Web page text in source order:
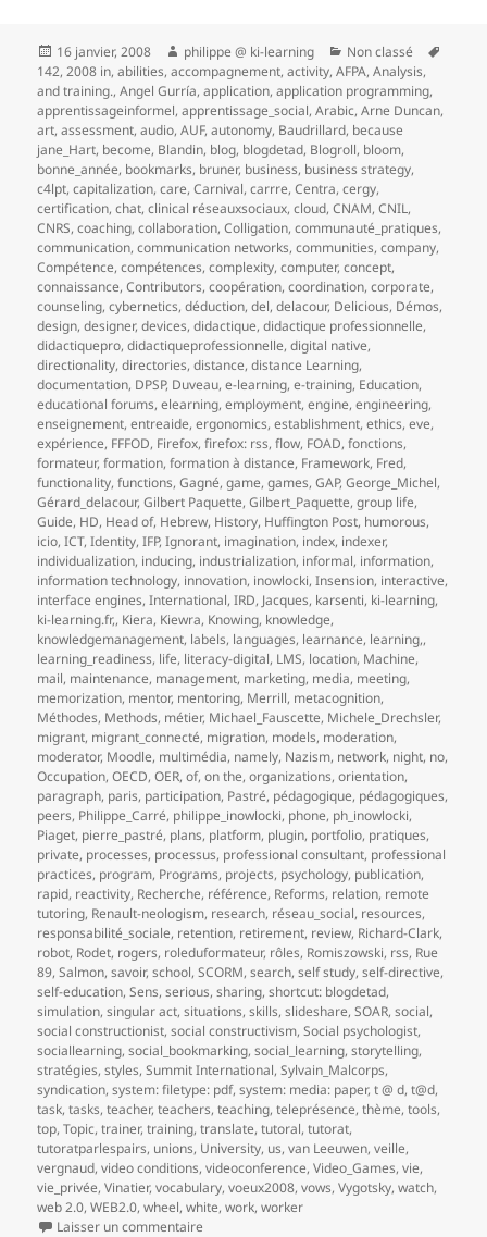
Publié
le
16 janvier, 2008 Auteur
philippe @ ki-learning Catégories
Non classé
142,2008 in,abilities,accompagnement,activity,AFPA,Analysis,
and training.,Angel Gurría,application,application programming,
apprentissageinformel,apprentissage_social,Arabic,Arne Duncan,
art,assessment,audio,AUF,autonomy, Baudrillard, because
jane_Hart, become, Blandin, blog, blogdetad, Blogroll, bloom,
bonne_année, bookmarks, bruner, business, business strategy,
c4lpt,capitalization,care,Carnival,carrre,Centra,cergy,
certification,chat,clinical réseauxsociaux,cloud,CNAM,CNIL,
CNRS,coaching,collaboration,Colligation,communauté_pratiques,
communication,communication networks,communities,company,
Compétence,compétences,complexity,computer,concept,
connaissance,Contributors,coopération,coordination,corporate,
counseling,cybernetics,déduction,del,delacour, Delicious, Démos,
design,designer,devices,didactique,didactique professionnelle,
didactiquepro,didactiqueprofessionnelle,digital native,
directionality,directories,distance,distance Learning,
documentation, DPSP, Duveau,e-learning,e-training, Education,
educational forums,elearning,employment,engine,engineering,
enseignement,entreaide,ergonomics,establishment,ethics,eve,
expérience, FFFOD, Firefox,firefox: rss,flow, FOAD,fonctions,
formateur,formation,formation à distance, Framework, Fred,
functionality,functions,Gagné,game,games,GAP,George_Michel,
Gérard_delacour,Gilbert Paquette,Gilbert_Paquette,group life,
Guide, HD, Head of, Hebrew, History, Huffington Post, humorous,
icio,ICT,Identity,IFP,Ignorant, imagination, index, indexer,
individualization, inducing, industrialization, informal, information,
information technology, innovation, inowlocki,Insension, interactive,
interface engines,International,IRD, Jacques, karsenti, ki-learning,
ki-learning.fr,, Kiera, Kiewra, Knowing, knowledge,
knowledgemanagement, labels, languages, learnance, learning,,
learning_readiness, life, literacy-digital, LMS, location, Machine,
mail, maintenance, management, marketing, media, meeting,
memorization, mentor, mentoring, Merrill, metacognition,
Méthodes, Methods, métier, Michael_Fauscette, Michele_Drechsler,
migrant, migrant_connecté, migration, models, moderation,
moderator, Moodle, multimédia, namely, Nazism, network, night, no,
Occupation,OECD,OER,of,on the,organizations,orientation,
paragraph, paris, participation, Pastré, pédagogique, pédagogiques,
peers, Philippe_Carré, philippe_inowlocki, phone, ph_inowlocki,
Piaget, pierre_pastré, plans, platform, plugin, portfolio, pratiques,
private, processes, processus, professional consultant, professional
practices, program, Programs, projects, psychology, publication,
rapid, reactivity, Recherche, référence, Reforms, relation, remote
tutoring, Renault-neologism, research, réseau_social, resources,
responsabilité_sociale, retention, retirement, review, Richard-Clark,
robot, Rodet, rogers, roleduformateur, rôles, Romiszowski, rss, Rue
89,Salmon,savoir,school,SCORM,search,self study,self-directive,
self-education,Sens,serious,sharing,shortcut: blogdetad,
simulation,singular act,situations,skills,slideshare,SOAR,social,
social constructionist,social constructivism,Social psychologist,
sociallearning,social_bookmarking,social_learning,storytelling,
stratégies,styles,Summit International,Sylvain_Malcorps,
syndication,system: filetype: pdf,system: media: paper,t @ d,t@d,
task,tasks,teacher,teachers,teaching,teleprésence,thème,tools,
top,Topic,trainer,training,translate,tutoral,tutorat,
tutoratparlespairs, unions, University, us,van Leeuwen,veille,
vergnaud,video conditions,videoconference,Video_Games,vie,
vie_privée,Vinatier,vocabulary,voeux2008,vows,Vygotsky,watch,
web 2.0,WEB2.0,wheel,white,work,worker
Laisser un commentaire